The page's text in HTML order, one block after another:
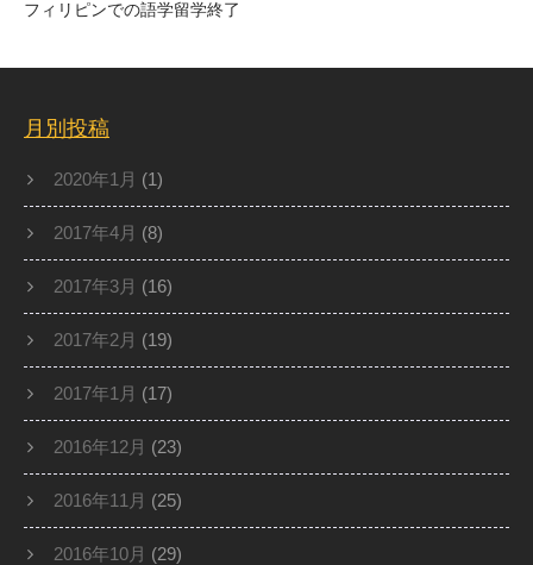
フィリピンでの語学留学終了
月別投稿
2020年1月 (1)
2017年4月 (8)
2017年3月 (16)
2017年2月 (19)
2017年1月 (17)
2016年12月 (23)
2016年11月 (25)
2016年10月 (29)